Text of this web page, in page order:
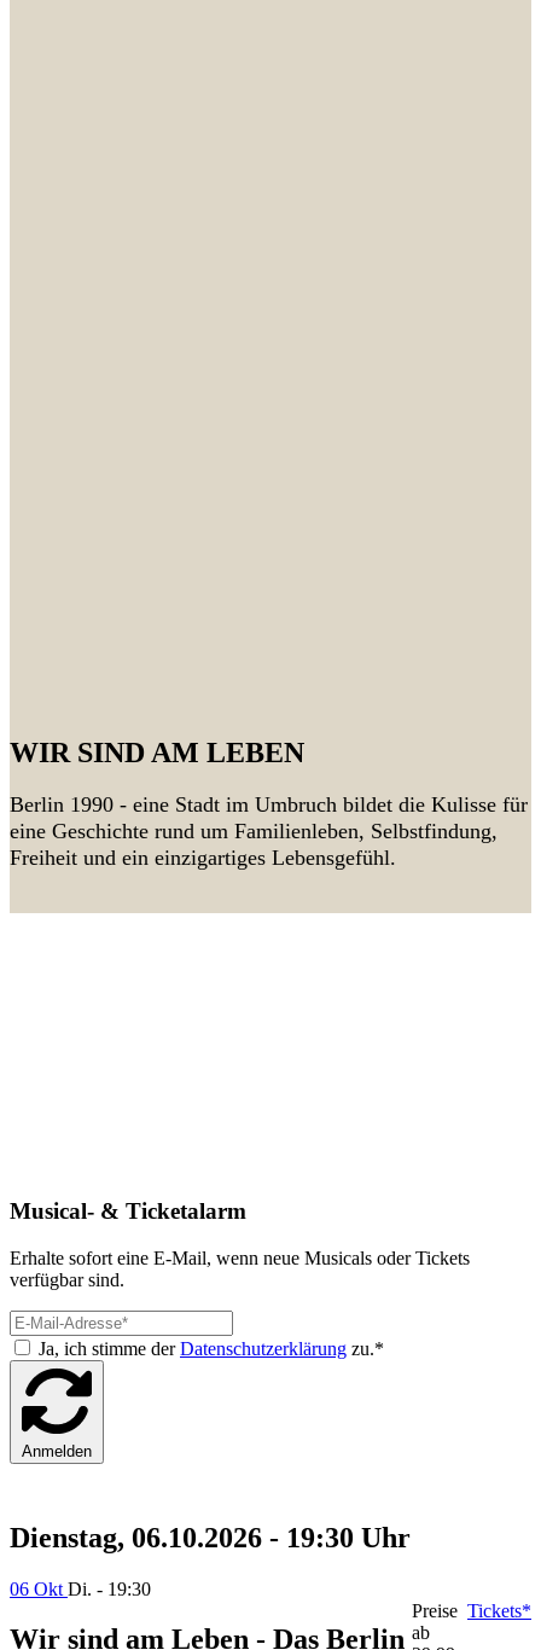
WIR SIND AM LEBEN
Berlin 1990 - eine Stadt im Umbruch bildet die Kulisse für
eine Geschichte rund um Familienleben, Selbstfindung,
Freiheit und ein einzigartiges Lebensgefühl.
Musical- & Ticketalarm
Erhalte sofort eine E-Mail, wenn neue Musicals oder Tickets
verfügbar sind.
Ja, ich stimme derDatenschutzerklärung zu.*
Anmelden
Dienstag, 06.10.2026 - 19:30 Uhr
06 Okt Di. - 19:30
Wir sind am Leben - Das Berlin
Preise
ab
Tickets*